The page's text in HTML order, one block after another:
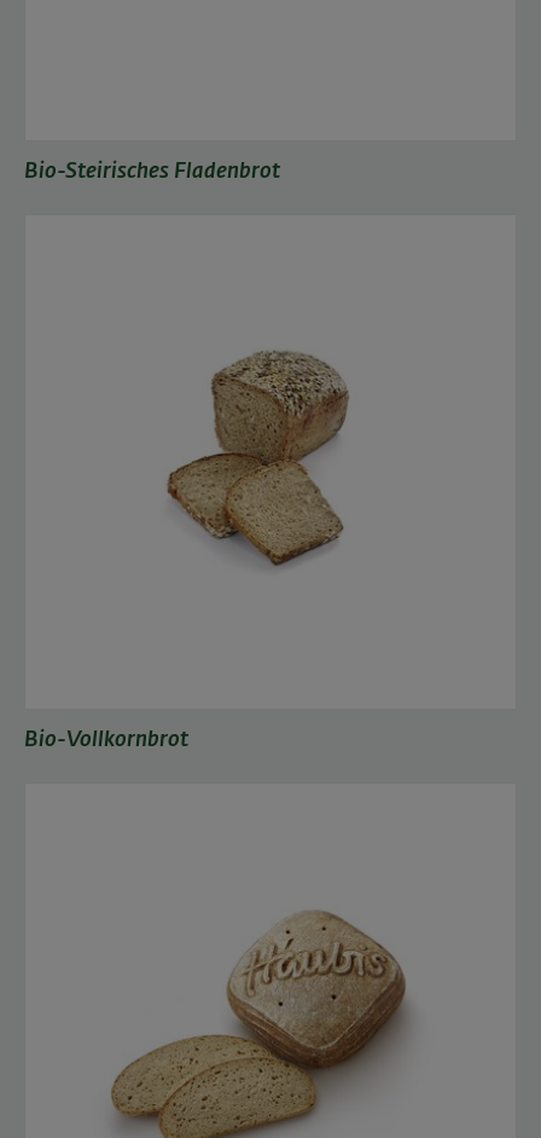
Bio-Steirisches Fladenbrot
Bio-Vollkornbrot